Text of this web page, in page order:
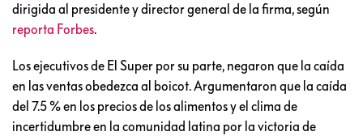
dirigida al presidente y director general de la firma, según
reporta Forbes
Los ejecutivos de El Super por su parte, negaron que la caída
en las ventas obedezca al boicot. Argumentaron que la caída
del 7.5 % en los precios de los alimentos y el clima de
incertidumbre en la comunidad latina por la victoria de